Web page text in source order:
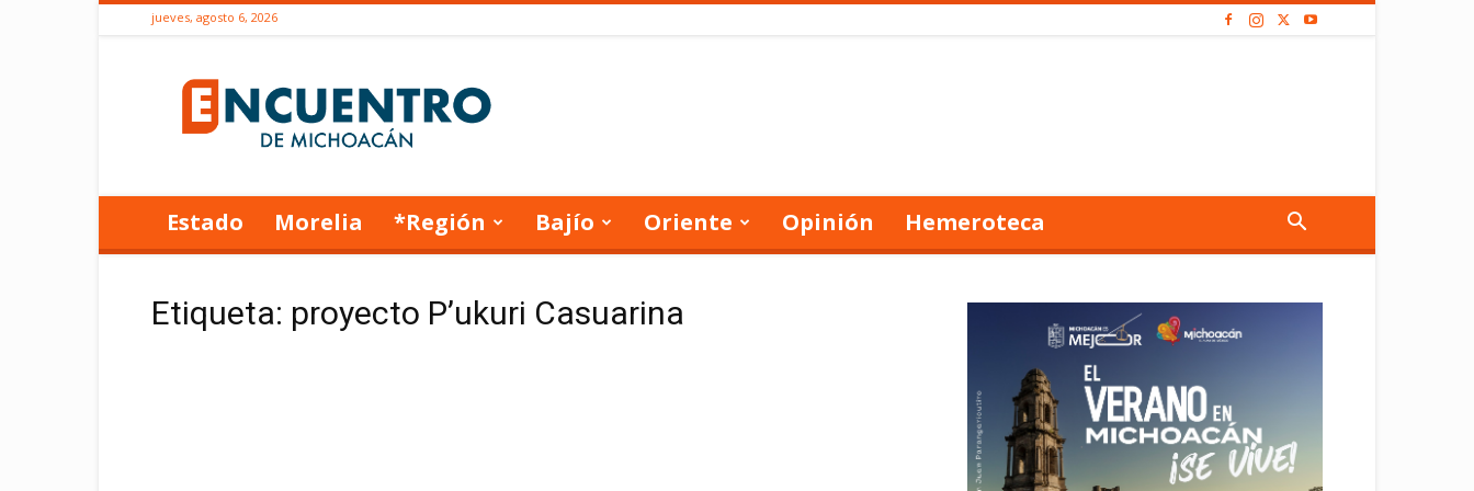
jueves, agosto 6, 2026
de
Michoacán
Estado Morelia *Región Bajío Oriente Opinión Hemeroteca
Etiqueta: proyecto P’ukuri Casuarina